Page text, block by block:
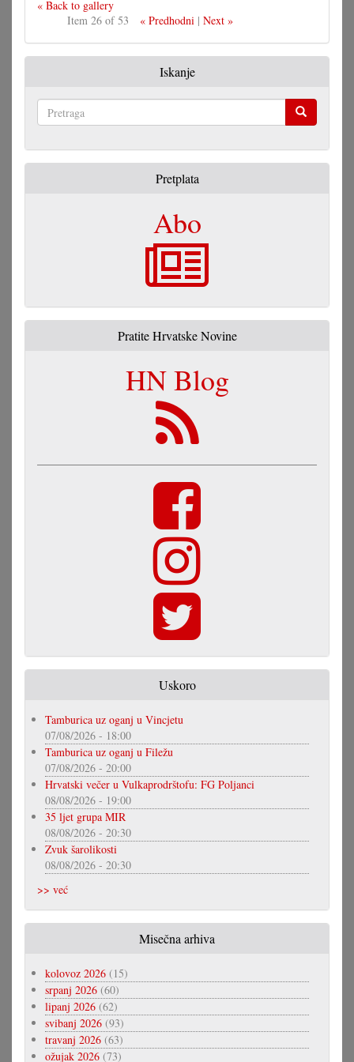
« Back to gallery
Item 26 of 53
« Predhodni| Next »
Iskanje
Pretplata
Abo
Pratite Hrvatske Novine
HN Blog
Uskoro
Tamburica uz oganj u Vincjetu
07/08/2026 - 18:00
Tamburica uz oganj u Filežu
07/08/2026 - 20:00
Hrvatski večer u Vulkaprodrštofu: FG Poljanci
08/08/2026 - 19:00
35 ljet grupa MIR
08/08/2026 - 20:30
Zvuk šarolikosti
08/08/2026 - 20:30
>> već
Misečna arhiva
kolovoz 2026 (15)
srpanj 2026 (60)
lipanj 2026 (62)
svibanj 2026 (93)
travanj 2026 (63)
ožujak 2026 (73)